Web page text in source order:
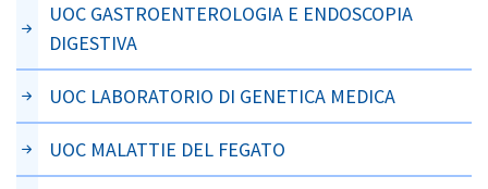
UOC GASTROENTEROLOGIA E ENDOSCOPIA
DIGESTIVA
UOC LABORATORIO DI GENETICA MEDICA
UOC MALATTIE DEL FEGATO